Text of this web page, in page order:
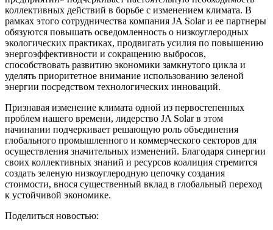
коллективных действий в борьбе с изменением климата. В
рамках этого сотрудничества компания JA Solar и ее партнеры
обязуются повышать осведомленность о низкоуглеродных
экологических практиках, продвигать усилия по повышению
энергоэффективности и сокращению выбросов,
способствовать развитию экономики замкнутого цикла и
уделять приоритетное внимание использованию зеленой
энергии посредством технологических инноваций.
Признавая изменение климата одной из первостепенных
проблем нашего времени, лидерство JA Solar в этом
начинании подчеркивает решающую роль объединения
глобального промышленного и коммерческого секторов для
осуществления значительных изменений. Благодаря синергии
своих коллективных знаний и ресурсов коалиция стремится
создать зеленую низкоуглеродную цепочку создания
стоимости, внося существенный вклад в глобальный переход
к устойчивой экономике.
Поделиться новостью: